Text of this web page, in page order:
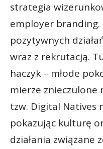
strategia
employer
pozytywnych
wraz z rekrutacją.
haczyk – młode
mierze znieczulone
tzw. Digital Natives
pokazując kulturę
działania związane